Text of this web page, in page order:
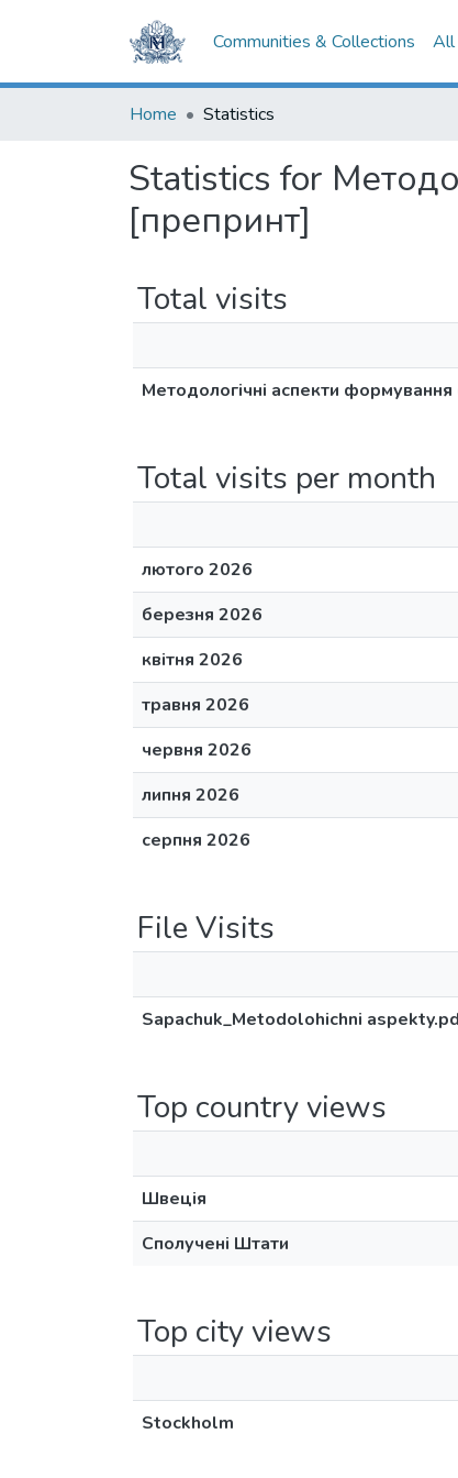
Communities & Collections All
Home Statistics
Statistics for
[препринт]
Total visits
Методологічні аспекти
Total visits per month
лютого 2026
березня 2026
квітня 2026
травня 2026
червня 2026
липня 2026
серпня 2026
File Visits
Sapachuk_Metodolohichni
Top country views
Швеція
Сполучені Штати
Top city views
Stockholm